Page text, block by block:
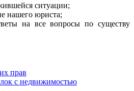
ситуации;
нашего юриста;
на все вопросы по существу
прав
с недвижимостью